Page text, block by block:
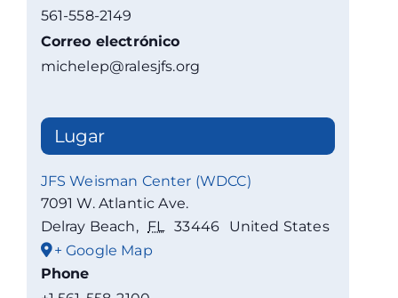
561-558-2149
Correo electrónico
michelep@ralesjfs.org
Lugar
JFS Weisman Center (WDCC)
7091 W. Atlantic Ave.
Delray Beach, FL 33446
United States
+ Google Map
Phone